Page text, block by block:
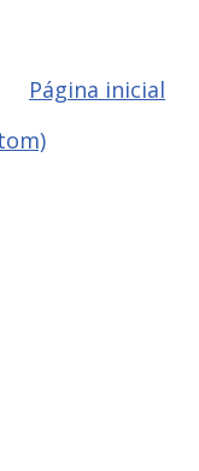
Página inicial